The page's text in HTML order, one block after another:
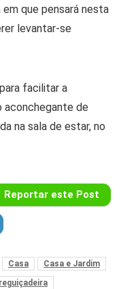
que pensará nesta
levantar-se
facilitar a
aconchegante de
na sala de estar, no
Reportar este Post
Casa
Casa e Jardim